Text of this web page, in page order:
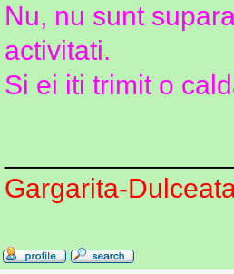
Nu, nu sunt
activitati.
Si ei iti trimit o
Gargarita-